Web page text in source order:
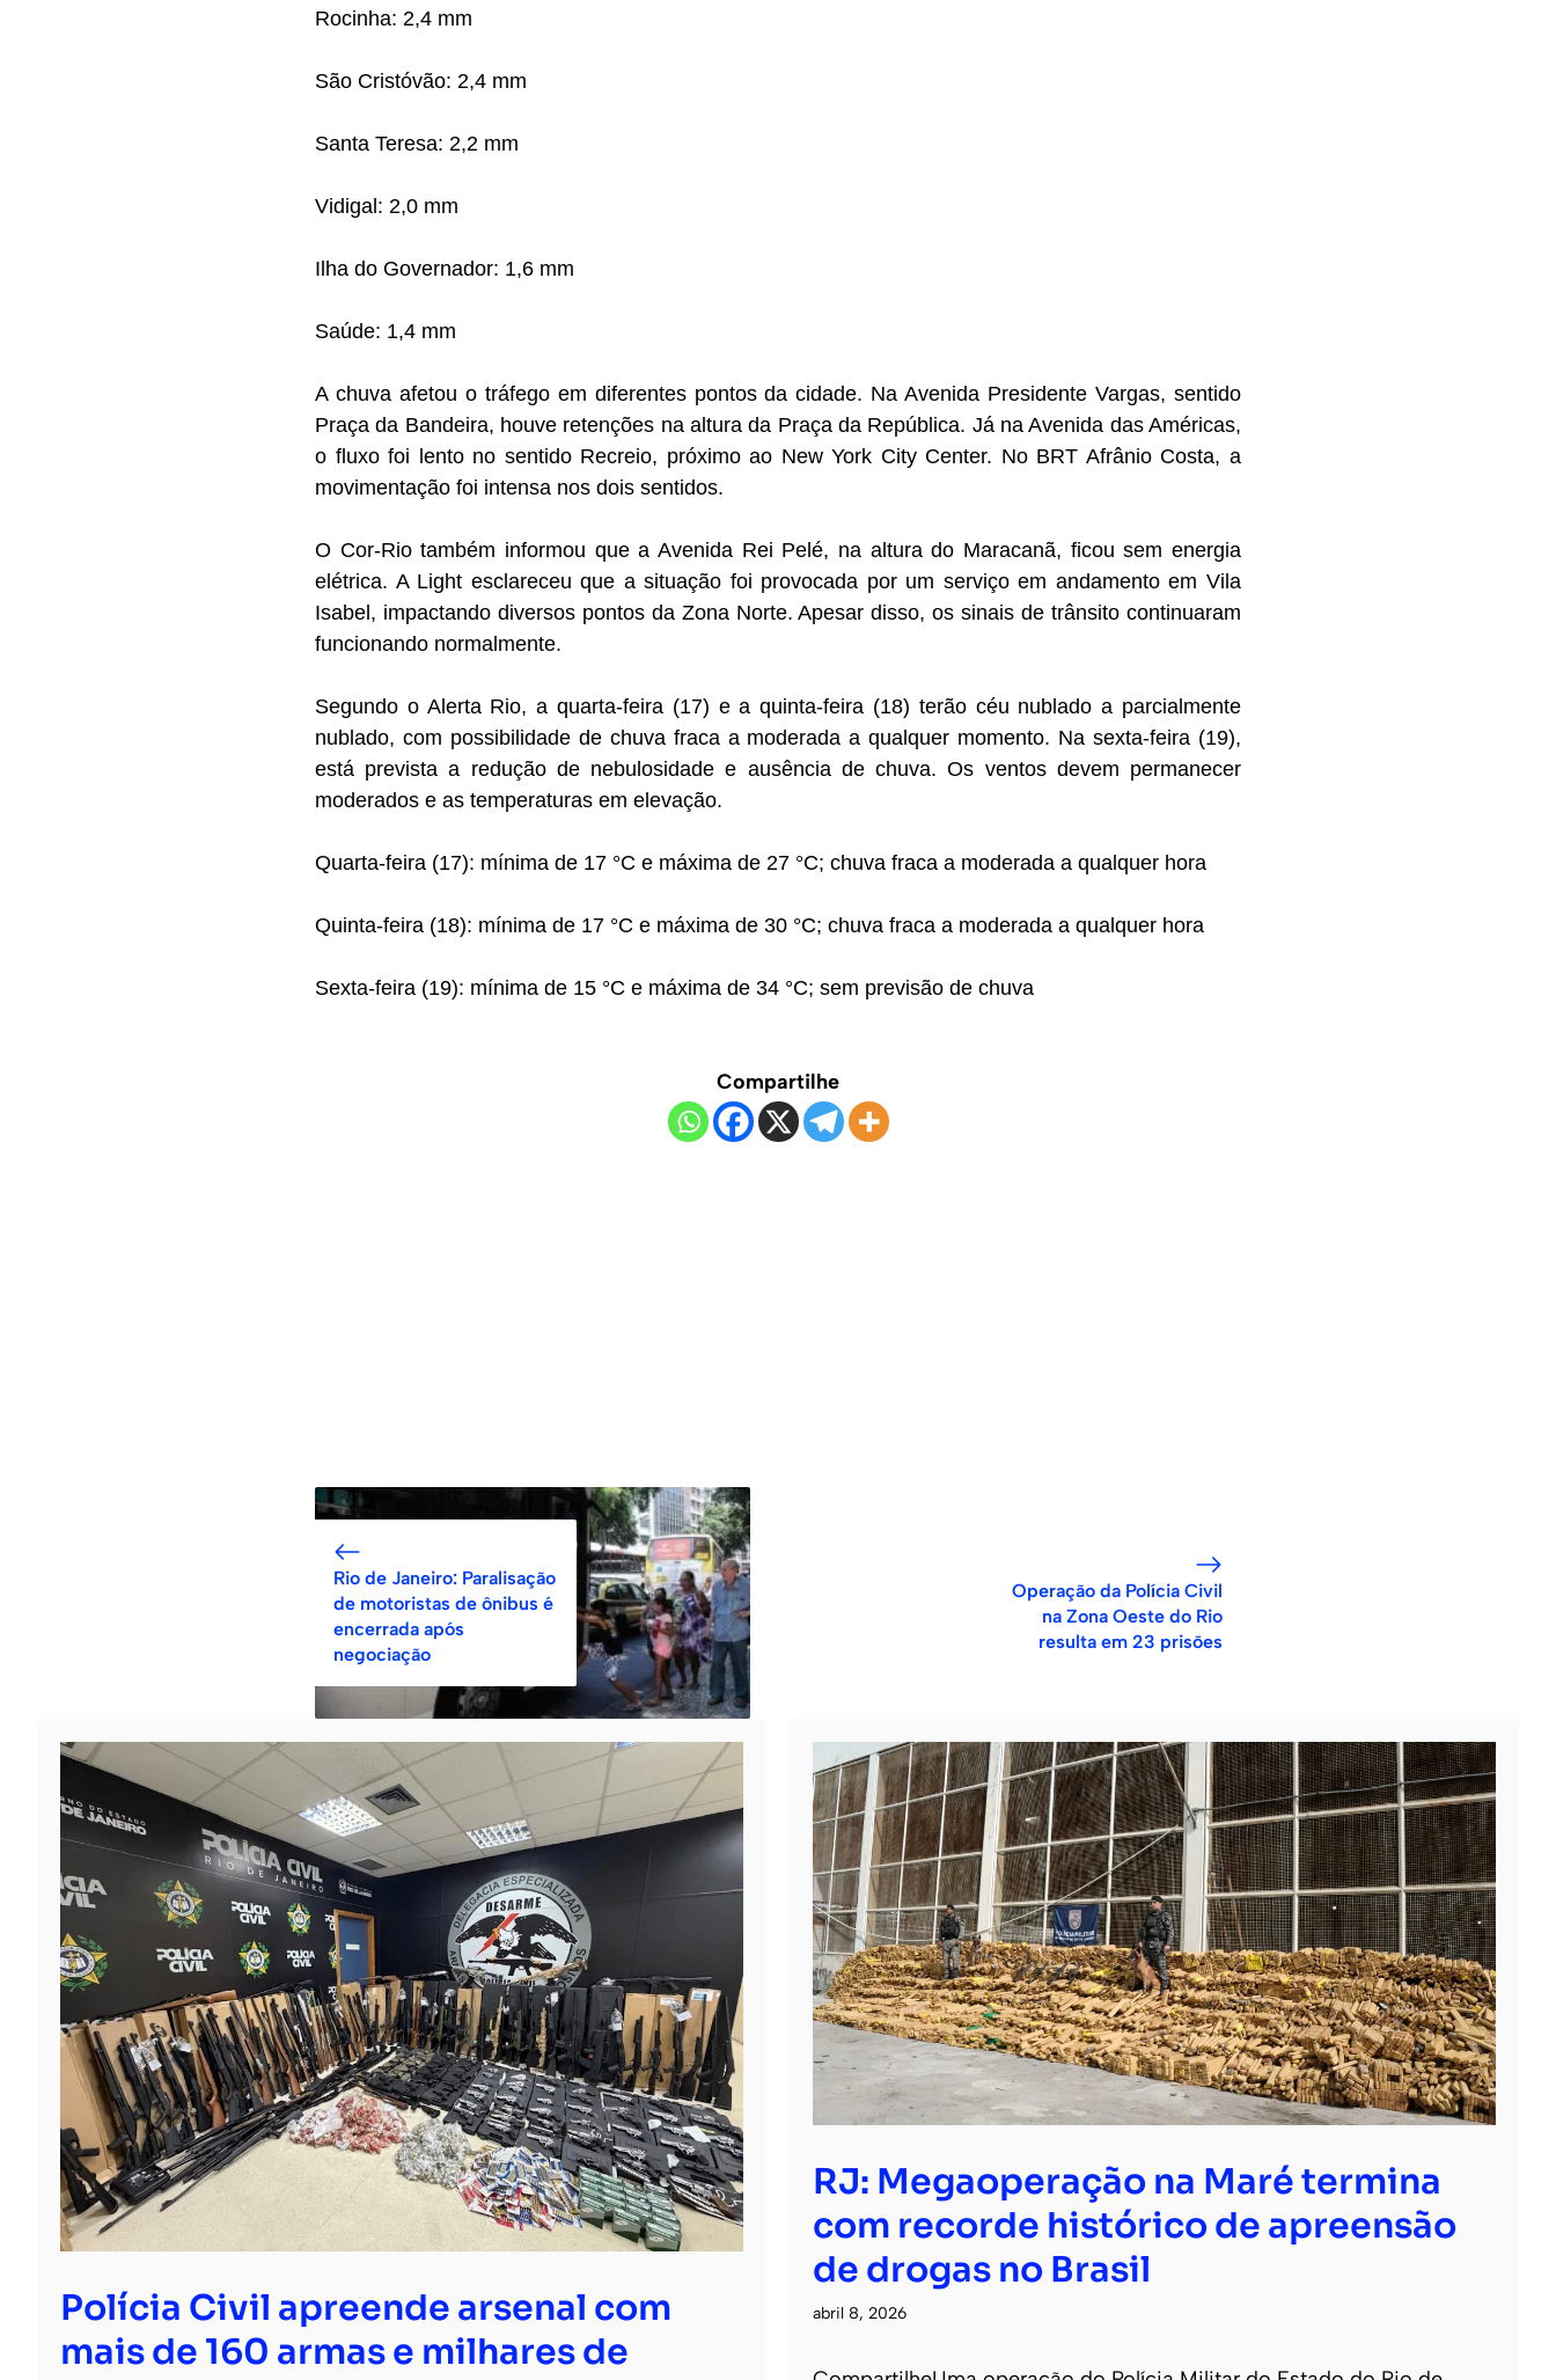
Rocinha: 2,4 mm
São Cristóvão: 2,4 mm
Santa Teresa: 2,2 mm
Vidigal: 2,0 mm
Ilha do Governador: 1,6 mm
Saúde: 1,4 mm
A chuva afetou o tráfego em diferentes pontos da cidade. Na Avenida Presidente Vargas, sentido
Praça da Bandeira, houve retenções na altura da Praça da República. Já na Avenida das Américas,
o fluxo foi lento no sentido Recreio, próximo ao New York City Center. No BRT Afrânio Costa, a
movimentação foi intensa nos dois sentidos.
O Cor-Rio também informou que a Avenida Rei Pelé, na altura do Maracanã, ficou sem energia
elétrica. A Light esclareceu que a situação foi provocada por um serviço em andamento em Vila
Isabel, impactando diversos pontos da Zona Norte. Apesar disso, os sinais de trânsito continuaram
funcionando normalmente.
Segundo o Alerta Rio, a quarta-feira (17) e a quinta-feira (18) terão céu nublado a parcialmente
nublado, com possibilidade de chuva fraca a moderada a qualquer momento. Na sexta-feira (19),
está prevista a redução de nebulosidade e ausência de chuva. Os ventos devem permanecer
moderados e as temperaturas em elevação.
Quarta-feira (17): mínima de 17 °C e máxima de 27 °C; chuva fraca a moderada a qualquer hora
Quinta-feira (18): mínima de 17 °C e máxima de 30 °C; chuva fraca a moderada a qualquer hora
Sexta-feira (19): mínima de 15 °C e máxima de 34 °C; sem previsão de chuva
Compartilhe
Rio de Janeiro: Paralisação
de motoristas de ônibus é
encerrada após
negociação
Operação da Polícia Civil
na Zona Oeste do Rio
resulta em 23 prisões
Polícia Civil apreende arsenal com
mais de 160 armas e milhares de
RJ: Megaoperação na Maré termina
com recorde histórico de apreensão
de drogas no Brasil
abril 8, 2026